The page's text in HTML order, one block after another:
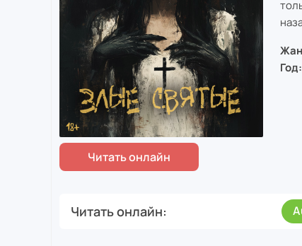
Год:
Читать онлайн